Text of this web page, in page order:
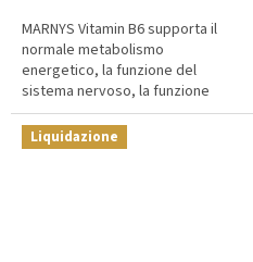
5,0
su
5
stelle.
MARNYS Vitamin B6 supporta il
normale metabolismo
energetico, la funzione del
sistema nervoso, la funzione
psicologica, la funzione del
sistema immunitario e la
regolazione...
Liquidazione